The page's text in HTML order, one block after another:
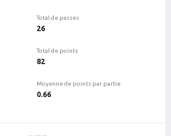
Total de passes
26
Total de points
82
Moyenne de points par partie
0.66